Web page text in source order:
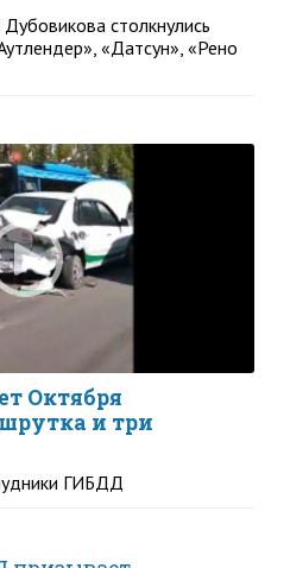
столкнулись
«Датсун», «Рено
Октября
и три
ГИБДД